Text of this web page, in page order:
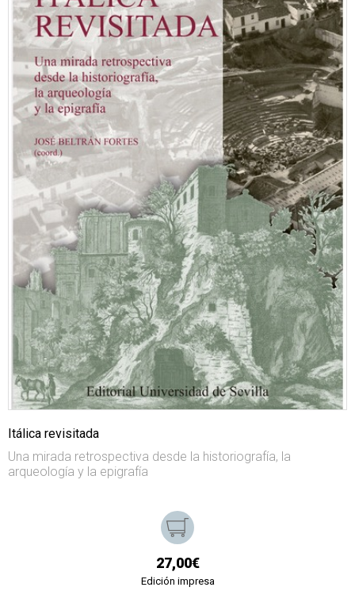
Itálica revisitada
Una mirada retrospectiva desde la historiografía, la
arqueología y la epigrafía
27,00€
Edición impresa